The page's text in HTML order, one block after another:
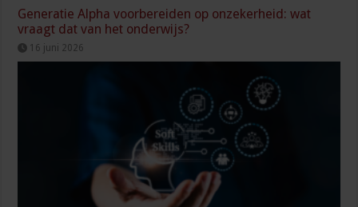
Generatie Alpha voorbereiden op onzekerheid: wat
vraagt dat van het onderwijs?
16 juni 2026